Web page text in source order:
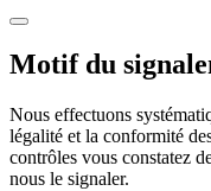
Motif du
Nous effectuons
légalité et la conformité
contrôles vous constatez
nous le signaler.